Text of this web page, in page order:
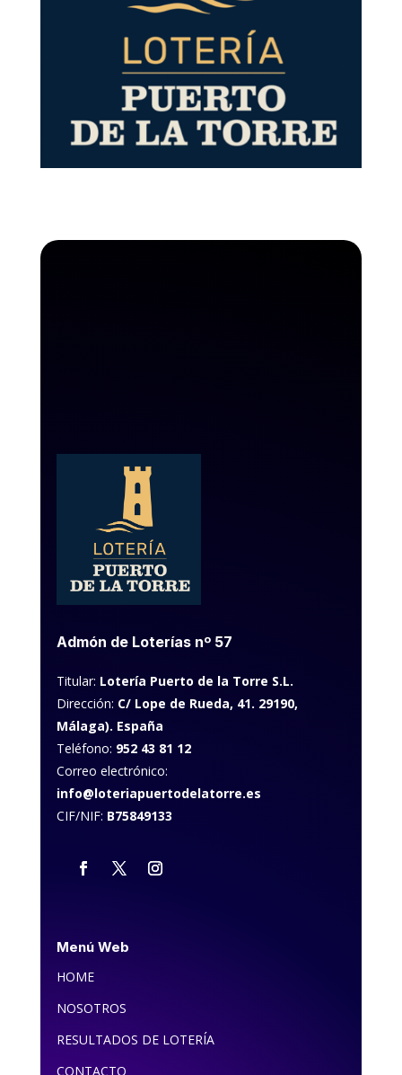
Admón de Loterías nº 57
Titular: Lotería Puerto de la Torre S.L.
Dirección: C/ Lope de Rueda, 41. 29190,
Málaga). España
Teléfono: 952 43 81 12
Correo electrónico:
info@loteriapuertodelatorre.es
CIF/NIF: B75849133
Menú Web
HOME
NOSOTROS
RESULTADOS DE LOTERÍA
CONTACTO